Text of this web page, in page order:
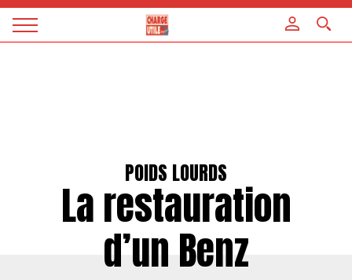
Magazine
POIDS LOURDS
La restauration
d’un Benz
Panneau de gestion des cookies